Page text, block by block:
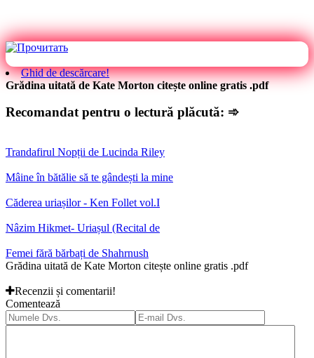
Ghid de descărcare!
Grădina uitată de Kate Morton citește online gratis .pdf
Recomandat pentru o lectură plăcută: ➾
Trandafirul Nopții de Lucinda Riley
Mâine în bătălie să te gândești la mine
Căderea uriașilor - Ken Follet vol.I
Nâzim Hikmet- Uriașul (Recital de
Femei fără bărbați de Shahrnush
Grădina uitată de Kate Morton citește online gratis .pdf
Recenzii și comentarii!
Comentează